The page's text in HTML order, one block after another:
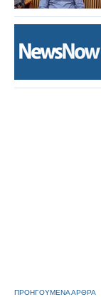
ΠΡΟΗΓΟΥΜΕΝΑ ΑΡΘΡΑ